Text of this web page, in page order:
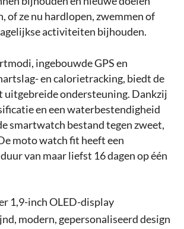
of ze nu hardlopen, zwemmen of
activiteiten bijhouden.
ingebouwde GPS en
en calorietracking, biedt de
uitgebreide ondersteuning. Dankzij
en een waterbestendigheid
smartwatch bestand tegen zweet,
moto watch fit heeft een
van maar liefst 16 dagen op één
1,9-inch OLED-display
modern, gepersonaliseerd design